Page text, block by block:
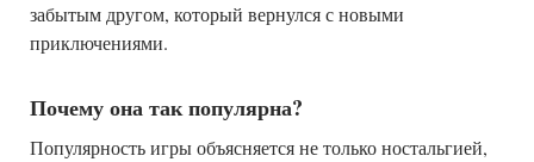
забытым другом, который вернулся с новыми
приключениями.
Почему она так популярна?
Популярность игры объясняется не только ностальгией,